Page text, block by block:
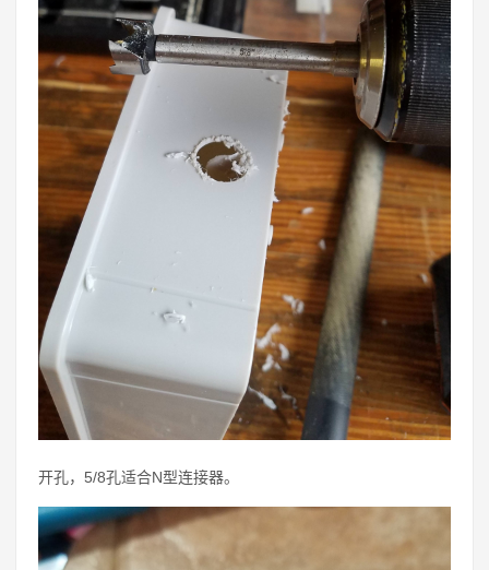
开孔，5/8孔适合N型连接器。